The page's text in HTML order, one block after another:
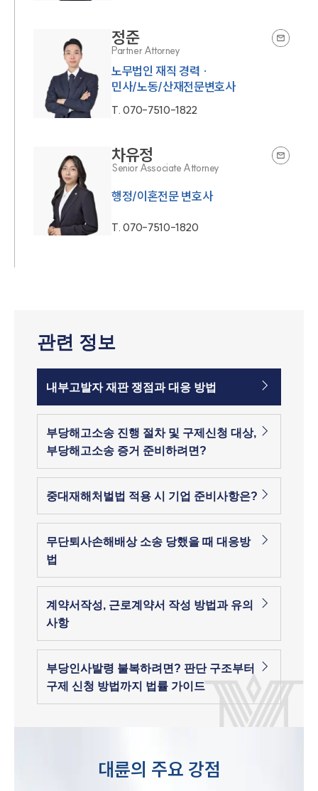
정준
Partner Attorney
노무법인 재직 경력 ·
민사/노동/산재전문변호사
T.070-7510-1822
차유정
Senior Associate Attorney
행정/이혼전문 변호사
T.070-7510-1820
관련 정보
내부고발자 재판 쟁점과 대응 방법
부당해고소송 진행 절차 및 구제신청 대상,
부당해고소송 증거 준비하려면?
중대재해처벌법 적용 시 기업 준비사항은?
무단퇴사손해배상 소송 당했을 때 대응방
법
계약서작성, 근로계약서 작성 방법과 유의
사항
부당인사발령 불복하려면? 판단 구조부터
구제 신청 방법까지 법률 가이드
대륜의 주요 강점